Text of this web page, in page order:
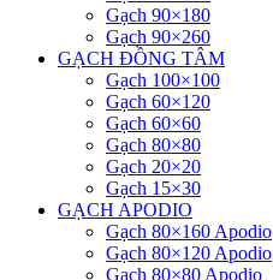
Gạch 90×180
Gạch 90×260
GẠCH ĐỒNG TÂM
Gạch 100×100
Gạch 60×120
Gạch 60×60
Gạch 80×80
Gạch 20×20
Gạch 15×30
GẠCH APODIO
Gạch 80×160 Apodio
Gạch 80×120 Apodio
Gạch 80×80 Apodio